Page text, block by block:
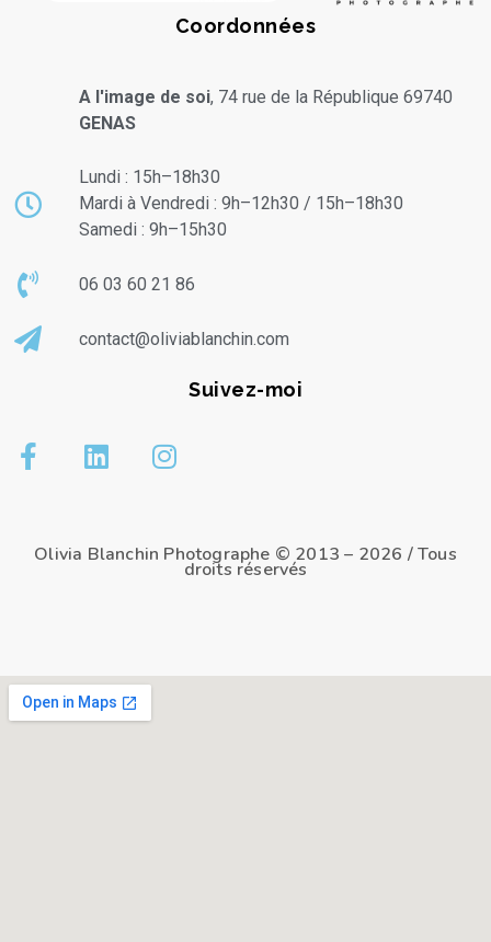
Coordonnées
A l'image de soi, 74 rue de la République 69740
GENAS
Lundi : 15h–18h30
Mardi à Vendredi : 9h–12h30 / 15h–18h30
Samedi : 9h–15h30
06 03 60 21 86
contact@oliviablanchin.com
Suivez-moi
Olivia Blanchin Photographe © 2013 – 2026 / Tous
droits réservés